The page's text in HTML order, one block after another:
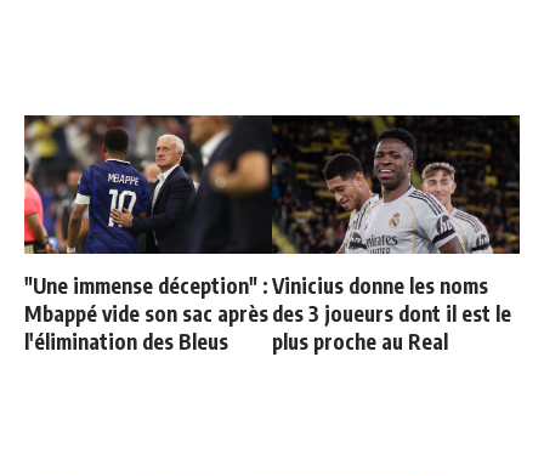
"Une immense déception" :
Mbappé vide son sac après
l'élimination des Bleus
Vinicius donne les noms
des 3 joueurs dont il est le
plus proche au Real